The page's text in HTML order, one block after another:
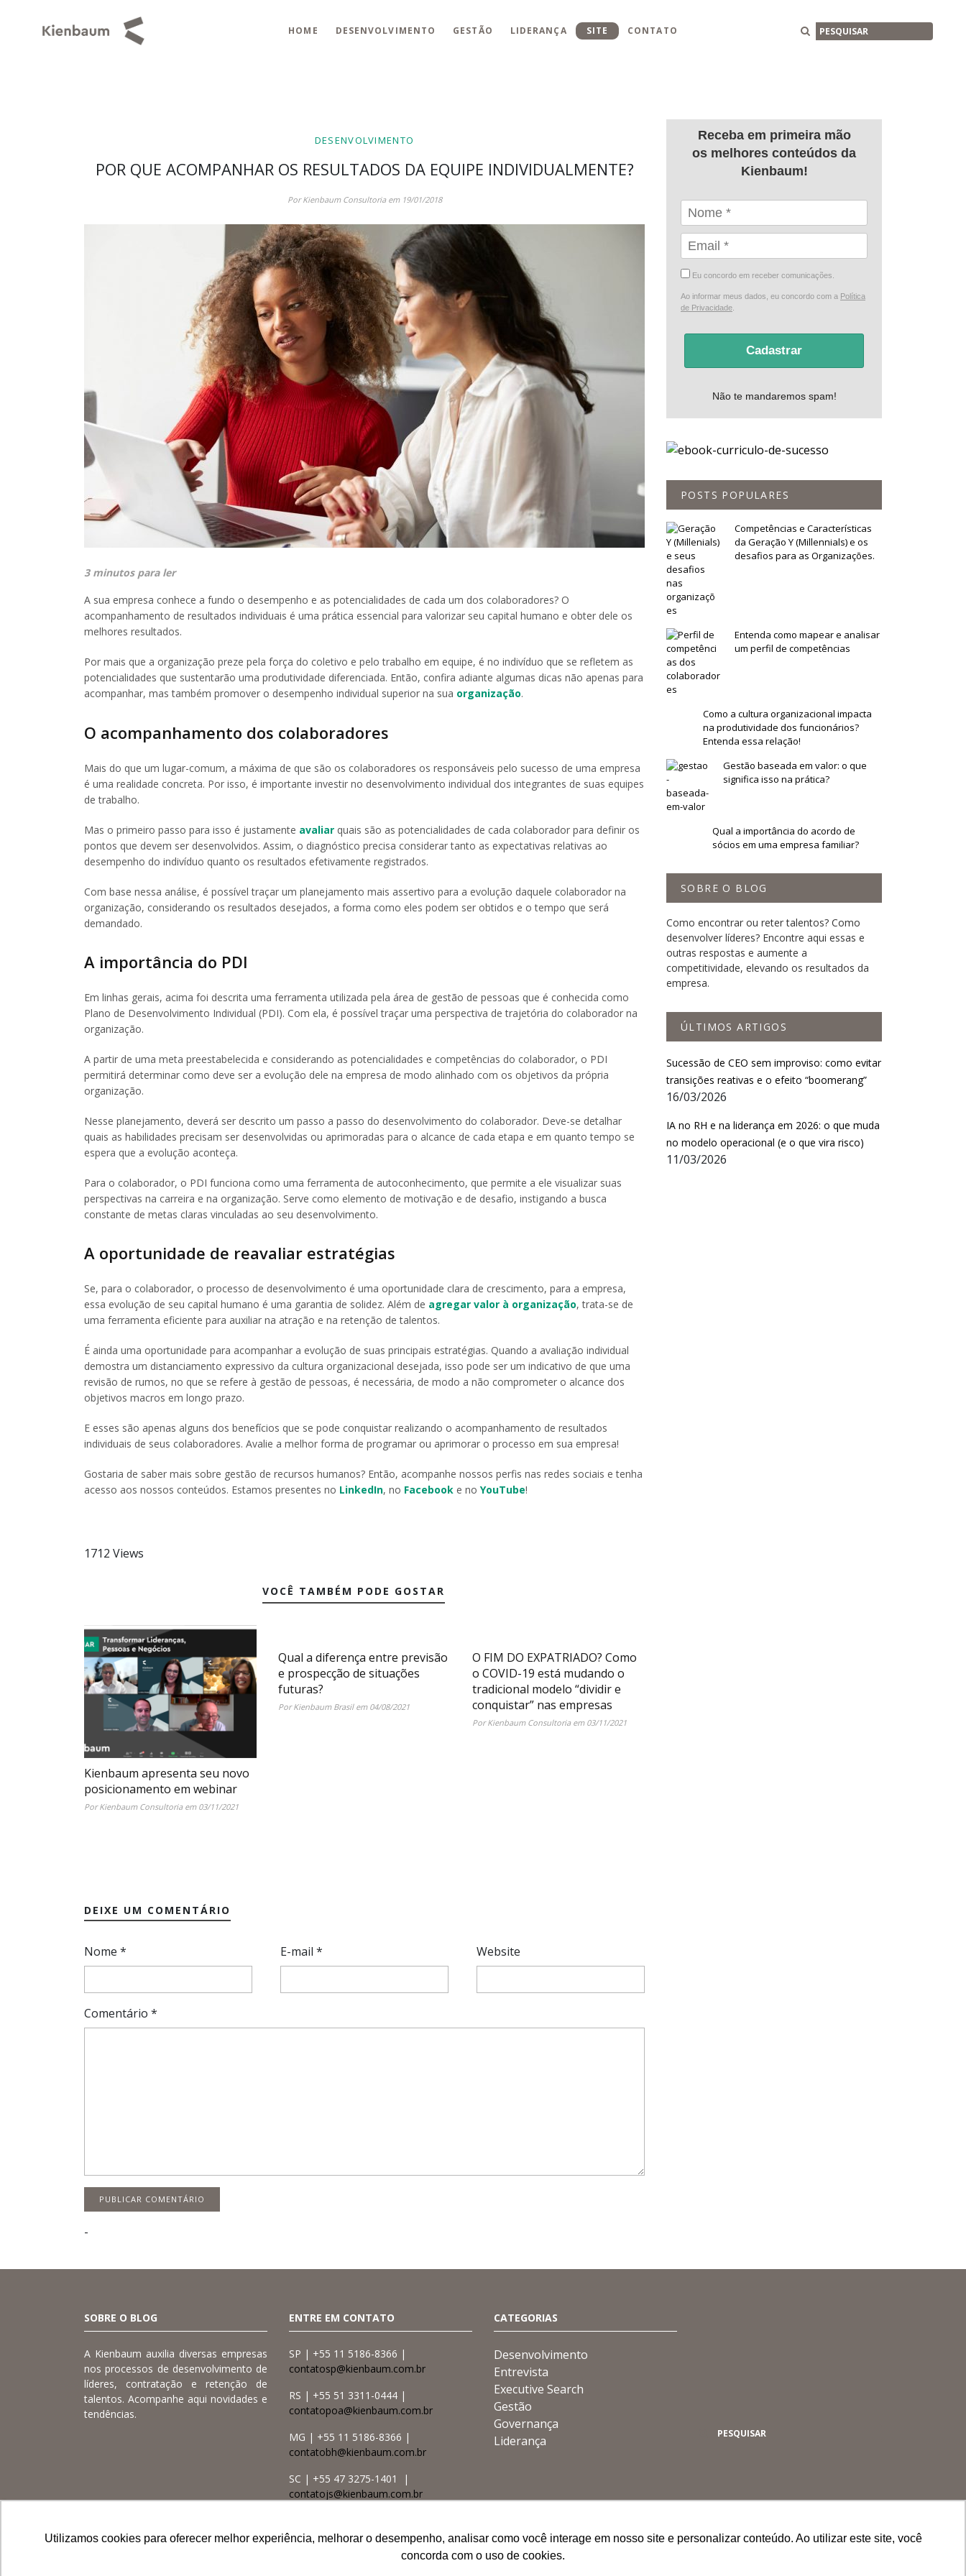
Utilizamos cookies para oferecer melhor experiência, melhorar o desempenho, analisar como você interage em nosso site e personalizar conteúdo. Ao utilizar este site, você
concorda com o uso de cookies.
Utilizamos cookies para oferecer melhor experiência, melhorar o desempenho, analisar como você interage em nosso site e personalizar conteúdo. Ao utilizar este site, você
concorda com o uso de cookies.
Utilizamos cookies para oferecer melhor experiência, melhorar o desempenho, analisar como você interage em nosso site e personalizar conteúdo. Ao utilizar este site, você
concorda com o uso de cookies.
HOME DESENVOLVIMENTO GESTÃO LIDERANÇA SITE CONTATO
DESENVOLVIMENTO
POR QUE ACOMPANHAR OS RESULTADOS DA EQUIPE INDIVIDUALMENTE?
Por Kienbaum Consultoria em 19/01/2018
3 minutos para ler
A sua empresa conhece a fundo o desempenho e as potencialidades de cada um dos colaboradores? O
acompanhamento de resultados individuais é uma prática essencial para valorizar seu capital humano e obter dele os
melhores resultados.
Por mais que a organização preze pela força do coletivo e pelo trabalho em equipe, é no indivíduo que se refletem as
potencialidades que sustentarão uma produtividade diferenciada. Então, confira adiante algumas dicas não apenas para
acompanhar, mas também promover o desempenho individual superior na sua organização.
O acompanhamento dos colaboradores
Mais do que um lugar-comum, a máxima de que são os colaboradores os responsáveis pelo sucesso de uma empresa
é uma realidade concreta. Por isso, é importante investir no desenvolvimento individual dos integrantes de suas equipes
de trabalho.
Mas o primeiro passo para isso é justamente avaliar quais são as potencialidades de cada colaborador para definir os
pontos que devem ser desenvolvidos. Assim, o diagnóstico precisa considerar tanto as expectativas relativas ao
desempenho do indivíduo quanto os resultados efetivamente registrados.
Com base nessa análise, é possível traçar um planejamento mais assertivo para a evolução daquele colaborador na
organização, considerando os resultados desejados, a forma como eles podem ser obtidos e o tempo que será
demandado.
A importância do PDI
Em linhas gerais, acima foi descrita uma ferramenta utilizada pela área de gestão de pessoas que é conhecida como
Plano de Desenvolvimento Individual (PDI). Com ela, é possível traçar uma perspectiva de trajetória do colaborador na
organização.
A partir de uma meta preestabelecida e considerando as potencialidades e competências do colaborador, o PDI
permitirá determinar como deve ser a evolução dele na empresa de modo alinhado com os objetivos da própria
organização.
Nesse planejamento, deverá ser descrito um passo a passo do desenvolvimento do colaborador. Deve-se detalhar
quais as habilidades precisam ser desenvolvidas ou aprimoradas para o alcance de cada etapa e em quanto tempo se
espera que a evolução aconteça.
Para o colaborador, o PDI funciona como uma ferramenta de autoconhecimento, que permite a ele visualizar suas
perspectivas na carreira e na organização. Serve como elemento de motivação e de desafio, instigando a busca
constante de metas claras vinculadas ao seu desenvolvimento.
A oportunidade de reavaliar estratégias
Se, para o colaborador, o processo de desenvolvimento é uma oportunidade clara de crescimento, para a empresa,
essa evolução de seu capital humano é uma garantia de solidez. Além de agregar valor à organização, trata-se de
uma ferramenta eficiente para auxiliar na atração e na retenção de talentos.
É ainda uma oportunidade para acompanhar a evolução de suas principais estratégias. Quando a avaliação individual
demostra um distanciamento expressivo da cultura organizacional desejada, isso pode ser um indicativo de que uma
revisão de rumos, no que se refere à gestão de pessoas, é necessária, de modo a não comprometer o alcance dos
objetivos macros em longo prazo.
E esses são apenas alguns dos benefícios que se pode conquistar realizando o acompanhamento de resultados
individuais de seus colaboradores. Avalie a melhor forma de programar ou aprimorar o processo em sua empresa!
Gostaria de saber mais sobre gestão de recursos humanos? Então, acompanhe nossos perfis nas redes sociais e tenha
acesso aos nossos conteúdos. Estamos presentes no LinkedIn, no Facebook e no YouTube!
1712 Views
VOCÊ TAMBÉM PODE GOSTAR
Kienbaum apresenta seu novo
posicionamento em webinar
Por Kienbaum Consultoria em 03/11/2021
Qual a diferença entre previsão
e prospecção de situações
futuras?
Por Kienbaum Brasil em 04/08/2021
O FIM DO EXPATRIADO? Como
o COVID-19 está mudando o
tradicional modelo “dividir e
conquistar” nas empresas
Por Kienbaum Consultoria em 03/11/2021
DEIXE UM COMENTÁRIO
Nome * E-mail * Website
Comentário *
-
Receba em primeira mão
os melhores conteúdos da
Kienbaum!
Eu concordo em receber comunicações.
Ao informar meus dados, eu concordo com a Política
de Privacidade
Cadastrar
Não te mandaremos spam!
POSTS POPULARES
Competências e Características
da Geração Y (Millennials) e os
desafios para as Organizações.
Entenda como mapear e analisar
um perfil de competências
Como a cultura organizacional impacta
na produtividade dos funcionários?
Entenda essa relação!
Gestão baseada em valor: o que
significa isso na prática?
Qual a importância do acordo de
sócios em uma empresa familiar?
SOBRE O BLOG
Como encontrar ou reter talentos? Como
desenvolver líderes? Encontre aqui essas e
outras respostas e aumente a
competitividade, elevando os resultados da
empresa.
ÚLTIMOS ARTIGOS
Sucessão de CEO sem improviso: como evitar
transições reativas e o efeito “boomerang”
16/03/2026
IA no RH e na liderança em 2026: o que muda
no modelo operacional (e o que vira risco)
11/03/2026
SOBRE O BLOG
A Kienbaum auxilia diversas empresas
nos processos de desenvolvimento de
líderes, contratação e retenção de
talentos. Acompanhe aqui novidades e
tendências.
ENTRE EM CONTATO
SP | +55 11 5186-8366 |
contatosp@kienbaum.com.br
RS | +55 51 3311-0444 |
contatopoa@kienbaum.com.br
MG | +55 11 5186-8366 |
contatobh@kienbaum.com.br
SC | +55 47 3275-1401 |
contatojs@kienbaum.com.br
contatocba@kienbaum.com.br
CATEGORIAS
Desenvolvimento
Entrevista
Executive Search
Gestão
Governança
Liderança